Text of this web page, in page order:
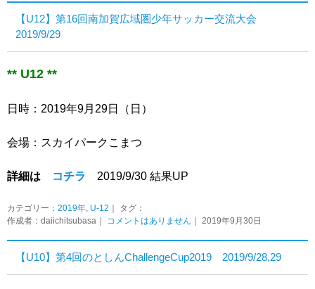
【U12】第16回南加賀広域圏少年サッカー交流大会
2019/9/29
** U12 **
日時：2019年9月29日（日）
会場：スカイパークこまつ
詳細は コチラ 2019/9/30 結果UP
カテゴリー： 2019年, U-12 ｜ タグ：
作成者：daiichitsubasa｜ コメントはありません ｜ 2019年9月30日
【U10】第4回のとしんChallengeCup2019 2019/9/28,29